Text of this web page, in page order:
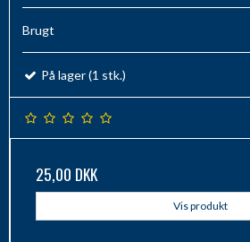
Brugt
På lager (1 stk.)
25,00 DKK
Vis produkt